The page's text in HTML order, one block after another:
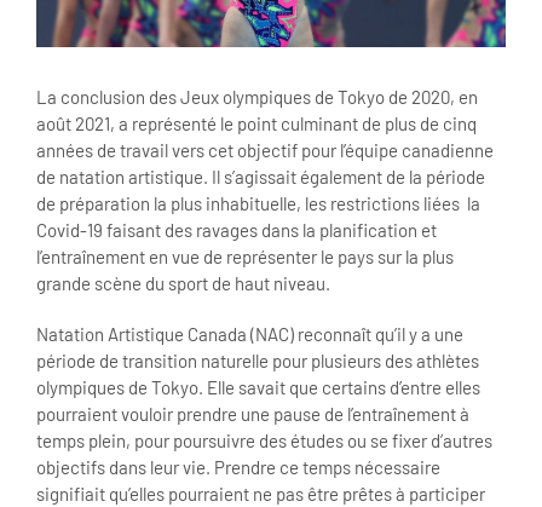
La conclusion des Jeux olympiques de Tokyo de 2020, en
août 2021, a représenté le point culminant de plus de cinq
années de travail vers cet objectif pour l’équipe canadienne
de natation artistique. Il s’agissait également de la période
de préparation la plus inhabituelle, les restrictions liées la
Covid-19 faisant des ravages dans la planification et
l’entraînement en vue de représenter le pays sur la plus
grande scène du sport de haut niveau.
Natation Artistique Canada (NAC) reconnaît qu’il y a une
période de transition naturelle pour plusieurs des athlètes
olympiques de Tokyo. Elle savait que certains d’entre elles
pourraient vouloir prendre une pause de l’entraînement à
temps plein, pour poursuivre des études ou se fixer d’autres
objectifs dans leur vie. Prendre ce temps nécessaire
signifiait qu’elles pourraient ne pas être prêtes à participer